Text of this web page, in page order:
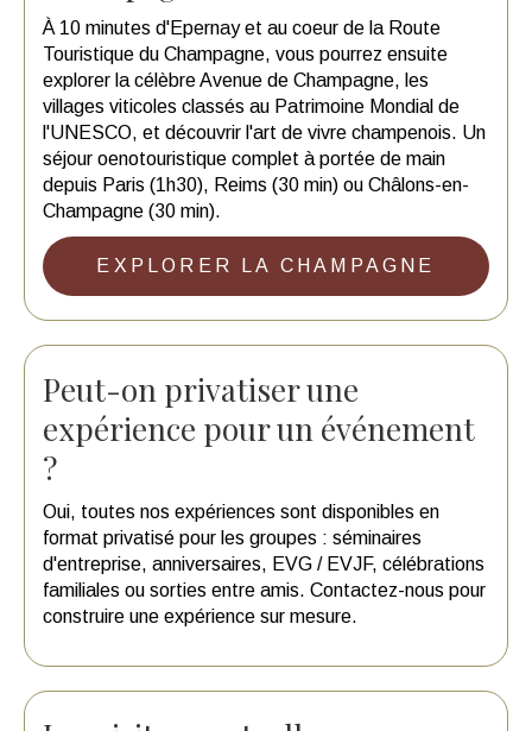
À 10 minutes d'Epernay et au coeur de la Route
Touristique du Champagne, vous pourrez ensuite
explorer la célèbre Avenue de Champagne, les
villages viticoles classés au Patrimoine Mondial de
l'UNESCO, et découvrir l'art de vivre champenois. Un
séjour oenotouristique complet à portée de main
depuis Paris (1h30), Reims (30 min) ou Châlons-en-
Champagne (30 min).
EXPLORER LA CHAMPAGNE
Peut-on privatiser une
expérience pour un événement
?
Oui, toutes nos expériences sont disponibles en
format privatisé pour les groupes : séminaires
d'entreprise, anniversaires, EVG / EVJF, célébrations
familiales ou sorties entre amis. Contactez-nous pour
construire une expérience sur mesure.